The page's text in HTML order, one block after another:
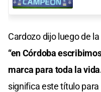
Cardozo dijo luego de
“en Córdoba
marca para toda la
significa este título